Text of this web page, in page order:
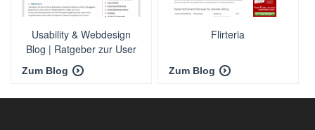
Usability & Webdesign
Blog | Ratgeber zur User
Experience (UX)
Zum Blog
Flirteria
Zum Blog